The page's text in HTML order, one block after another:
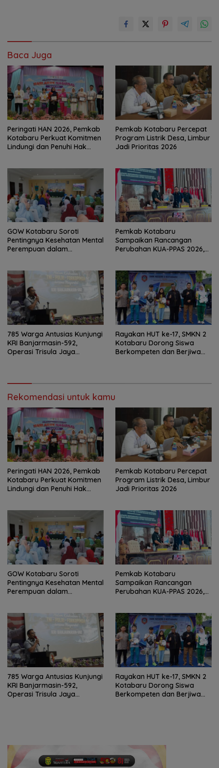
Baca Juga
Peringati HAN 2026, Pemkab
Kotabaru Perkuat Komitmen
Lindungi dan Penuhi Hak
Pemkab Kotabaru Percepat
Program Listrik Desa, Limbur
Jadi Prioritas 2026
GOW Kotabaru Soroti
Pentingnya Kesehatan Mental
Perempuan dalam
Pemkab Kotabaru
Sampaikan Rancangan
Perubahan KUA-PPAS 2026,
785 Warga Antusias Kunjungi
KRI Banjarmasin-592,
Operasi Trisula Jaya
Rayakan HUT ke-17, SMKN 2
Kotabaru Dorong Siswa
Berkompeten dan Berjiwa
Rekomendasi untuk kamu
Peringati HAN 2026, Pemkab
Kotabaru Perkuat Komitmen
Lindungi dan Penuhi Hak
Pemkab Kotabaru Percepat
Program Listrik Desa, Limbur
Jadi Prioritas 2026
GOW Kotabaru Soroti
Pentingnya Kesehatan Mental
Perempuan dalam
Pemkab Kotabaru
Sampaikan Rancangan
Perubahan KUA-PPAS 2026,
785 Warga Antusias Kunjungi
KRI Banjarmasin-592,
Operasi Trisula Jaya
Rayakan HUT ke-17, SMKN 2
Kotabaru Dorong Siswa
Berkompeten dan Berjiwa